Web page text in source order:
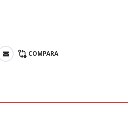
COMPARA